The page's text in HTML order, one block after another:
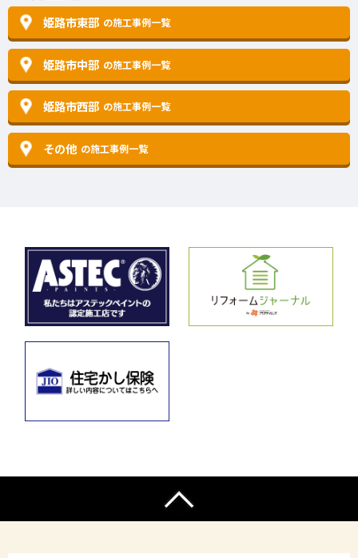
姫路市東部 の施工事例一覧
姫路市中部 の施工事例一覧
姫路市西部 の施工事例一覧
その他 の施工事例一覧